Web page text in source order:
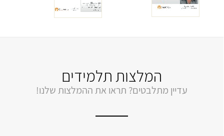
המלצות תלמידים
עדיין מתלבטים? תראו את ההמלצות שלנו!